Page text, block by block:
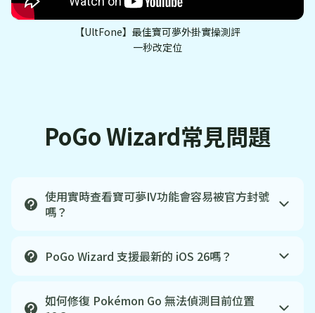
【UltFone】最佳寶可夢外掛實操測評
一秒改定位
PoGo Wizard常見問題
使用實時查看寶可夢IV功能會容易被官方封號
嗎？
PoGo Wizard 支援最新的 iOS 26嗎？
如何修復 Pokémon Go 無法偵測目前位置